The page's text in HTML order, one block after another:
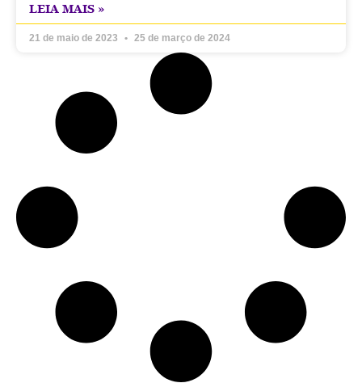
LEIA MAIS »
21 de maio de 2023 25 de março de 2024